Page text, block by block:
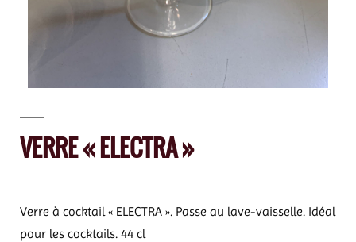
VERRE « ELECTRA »
Verre à cocktail « ELECTRA ». Passe au lave-vaisselle. Idéal
pour les cocktails. 44 cl